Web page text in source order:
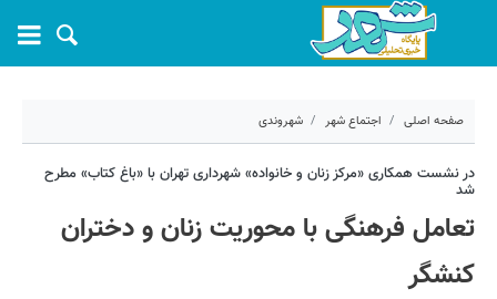
صفحه اصلی اجتماع شهر شهروندی
۲۴ تیر ۱۴۰۴ - ۱۵:۳۳
در نشست همکاری «مرکز زنان و خانواده» شهرداری تهران با «باغ کتاب» مطرح
شد
تعامل فرهنگی با محوریت زنان و دختران
کنشگر